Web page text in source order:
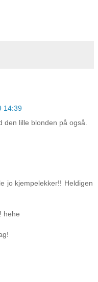
14:39
den lille blonden på også.
jo kjempelekker!! Heldigen
hehe